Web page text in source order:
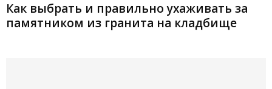
Как выбрать и правильно ухаживать за
памятником из гранита на кладбище